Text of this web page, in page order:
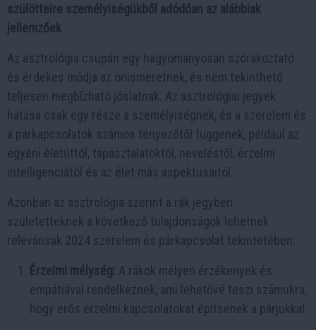
szülötteire személyiségükből adódóan az alábbiak
jellemzőek
Az asztrológia csupán egy hagyományosan szórakoztató
és érdekes módja az önismeretnek, és nem tekinthető
teljesen megbízható jóslatnak. Az asztrológiai jegyek
hatása csak egy része a személyiségnek, és a szerelem és
a párkapcsolatok számos tényezőtől függenek, például az
egyéni életúttól, tapasztalatoktól, neveléstől, érzelmi
intelligenciától és az élet más aspektusaitól.
Azonban az asztrológia szerint a rák jegyben
születetteknek a következő tulajdonságok lehetnek
relevánsak 2024 szerelem és párkapcsolat tekintetében:
Érzelmi mélység: A rákok mélyen érzékenyek és
empátiával rendelkeznek, ami lehetővé teszi számukra,
hogy erős érzelmi kapcsolatokat építsenek a párjukkal.